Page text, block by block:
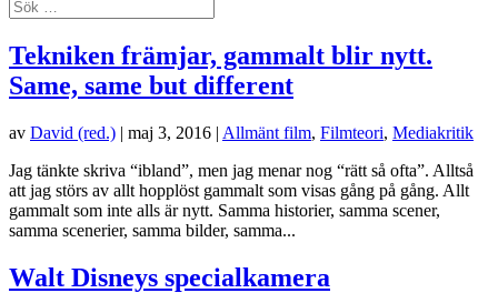
Tekniken främjar, gammalt blir nytt.
Same, same but different
av David (red.) | maj 3, 2016 | Allmänt film, Filmteori, Mediakritik
Jag tänkte skriva “ibland”, men jag menar nog “rätt så ofta”. Alltså
att jag störs av allt hopplöst gammalt som visas gång på gång. Allt
gammalt som inte alls är nytt. Samma historier, samma scener,
samma scenerier, samma bilder, samma...
Walt Disneys specialkamera